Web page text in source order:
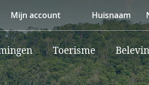
Mijn account Huisnaam
Toerisme